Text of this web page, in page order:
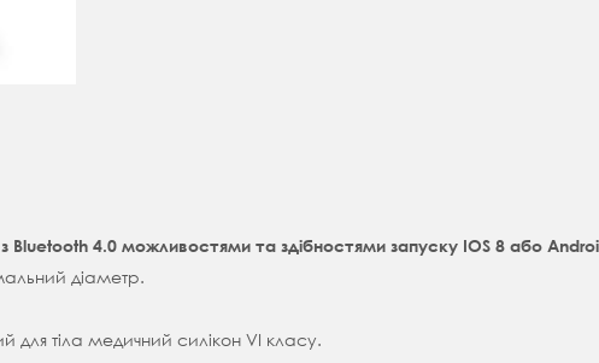
Bluetooth 4.0 можливостями та здібностями запуску IOS 8 або
діаметр.
для тіла медичний силікон VI класу.